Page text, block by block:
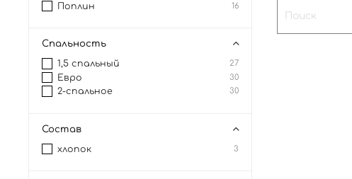
Поплин 16
Спальность
1,5 спальный 27
Евро 30
2-спальное 30
Состав
хлопок 3